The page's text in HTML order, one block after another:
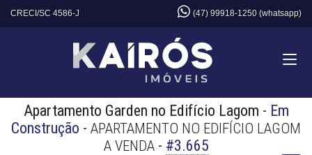
CRECI/SC 4586-J (47) 99918-1250 (whatsapp)
Apartamento Garden no Edifício Lagom - Em
Construção - APARTAMENTO NO EDIFÍCIO LAGOM
A VENDA- #3.665